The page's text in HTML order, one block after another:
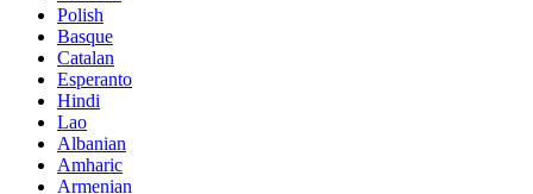
Polish
Basque
Catalan
Esperanto
Hindi
Lao
Albanian
Amharic
Armenian